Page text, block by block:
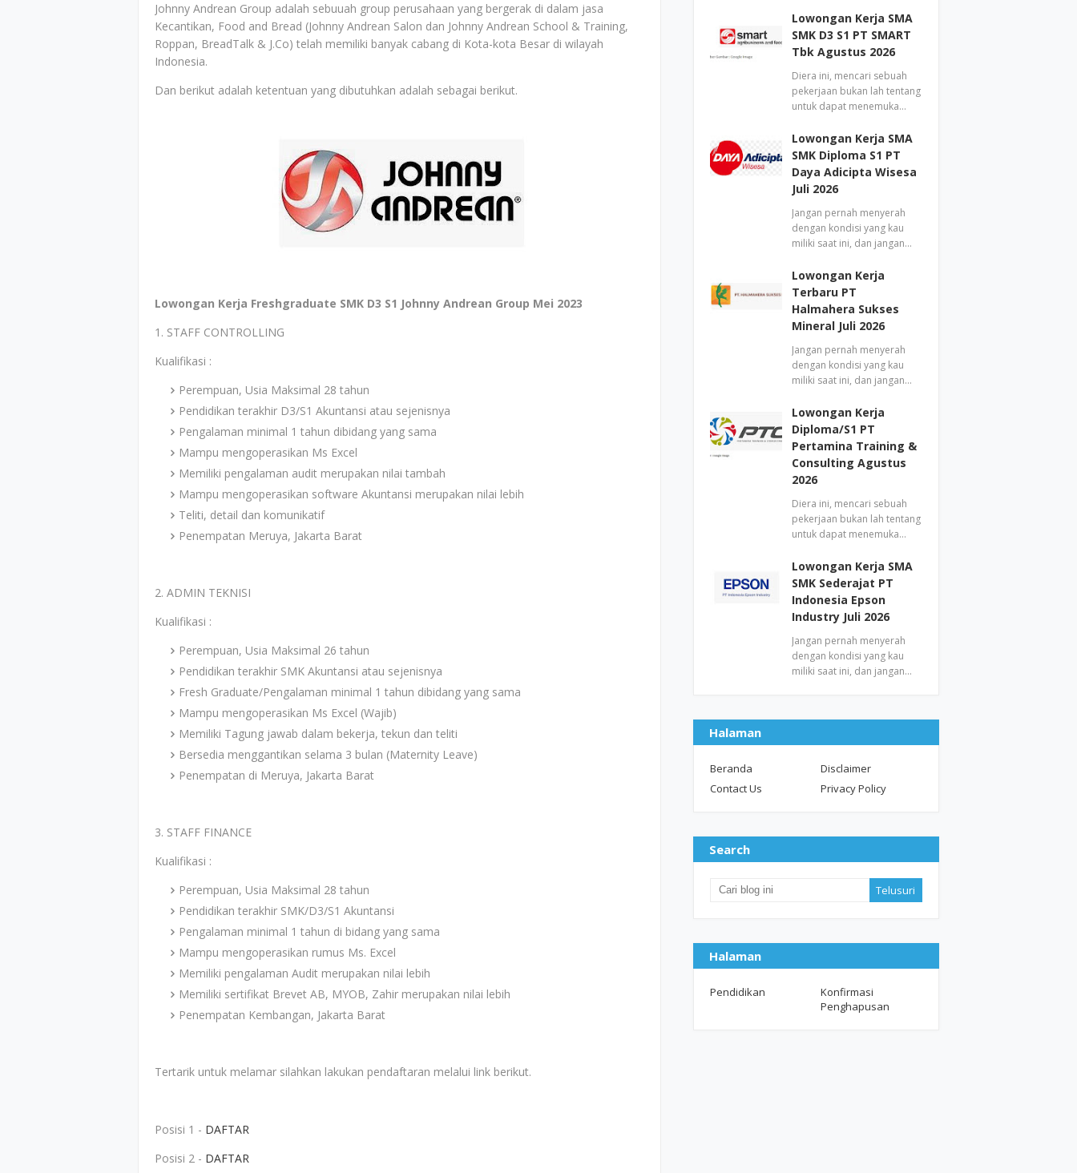
Johnny Andrean Group adalah sebuuah group perusahaan yang bergerak di dalam jasa
Kecantikan, Food and Bread (Johnny Andrean Salon dan Johnny Andrean School & Training,
Roppan, BreadTalk & J.Co) telah memiliki banyak cabang di Kota-kota Besar di wilayah
Indonesia.
Dan berikut adalah ketentuan yang dibutuhkan adalah sebagai berikut.
Lowongan Kerja Freshgraduate SMK D3 S1 Johnny Andrean Group Mei 2023
1. STAFF CONTROLLING
Kualifikasi :
Perempuan, Usia Maksimal 28 tahun
Pendidikan terakhir D3/S1 Akuntansi atau sejenisnya
Pengalaman minimal 1 tahun dibidang yang sama
Mampu mengoperasikan Ms Excel
Memiliki pengalaman audit merupakan nilai tambah
Mampu mengoperasikan software Akuntansi merupakan nilai lebih
Teliti, detail dan komunikatif
Penempatan Meruya, Jakarta Barat
2. ADMIN TEKNISI
Kualifikasi :
Perempuan, Usia Maksimal 26 tahun
Pendidikan terakhir SMK Akuntansi atau sejenisnya
Fresh Graduate/Pengalaman minimal 1 tahun dibidang yang sama
Mampu mengoperasikan Ms Excel (Wajib)
Memiliki Tagung jawab dalam bekerja, tekun dan teliti
Bersedia menggantikan selama 3 bulan (Maternity Leave)
Penempatan di Meruya, Jakarta Barat
3. STAFF FINANCE
Kualifikasi :
Perempuan, Usia Maksimal 28 tahun
Pendidikan terakhir SMK/D3/S1 Akuntansi
Pengalaman minimal 1 tahun di bidang yang sama
Mampu mengoperasikan rumus Ms. Excel
Memiliki pengalaman Audit merupakan nilai lebih
Memiliki sertifikat Brevet AB, MYOB, Zahir merupakan nilai lebih
Penempatan Kembangan, Jakarta Barat
Tertarik untuk melamar silahkan lakukan pendaftaran melalui link berikut.
Posisi 1 - DAFTAR
Posisi 2 - DAFTAR
Lowongan Kerja SMA
SMK D3 S1 PT SMART
Tbk Agustus 2026
Diera ini, mencari sebuah
pekerjaan bukan lah tentang
untuk dapat menemuka…
Lowongan Kerja SMA
SMK Diploma S1 PT
Daya Adicipta Wisesa
Juli 2026
Jangan pernah menyerah
dengan kondisi yang kau
miliki saat ini, dan jangan…
Lowongan Kerja
Terbaru PT
Halmahera Sukses
Mineral Juli 2026
Jangan pernah menyerah
dengan kondisi yang kau
miliki saat ini, dan jangan…
Lowongan Kerja
Diploma/S1 PT
Pertamina Training &
Consulting Agustus
2026
Diera ini, mencari sebuah
pekerjaan bukan lah tentang
untuk dapat menemuka…
Lowongan Kerja SMA
SMK Sederajat PT
Indonesia Epson
Industry Juli 2026
Jangan pernah menyerah
dengan kondisi yang kau
miliki saat ini, dan jangan…
Halaman
Beranda
Disclaimer
Contact Us
Privacy Policy
Search
Halaman
Pendidikan
Konfirmasi
Penghapusan